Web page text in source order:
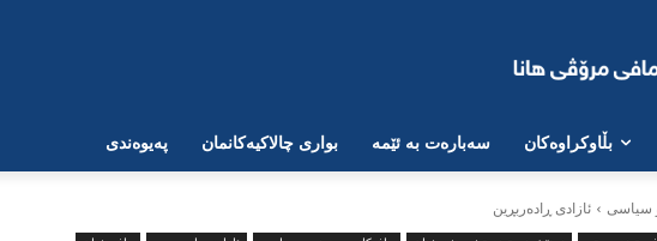
بڵاوکراوەکان سەبارەت بە ئێمە بواری چالاکیەکانمان پەیوەندی
سیاسی ئازادی ڕادەربڕین